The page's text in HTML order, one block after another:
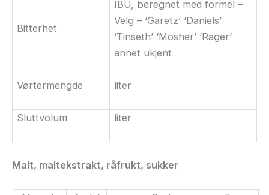
Bitterhet
IBU, beregnet med formel –
Velg – ‘Garetz’ ‘Daniels’
‘Tinseth’ ‘Mosher’ ‘Rager’
annet ukjent
Vørtermengde liter
Sluttvolum liter
Malt, maltekstrakt, råfrukt, sukker